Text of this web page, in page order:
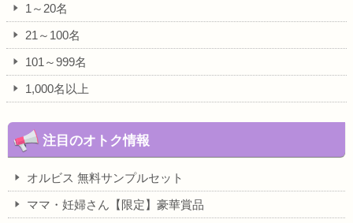
1～20名
21～100名
101～999名
1,000名以上
注目のオトク情報
オルビス 無料サンプルセット
ママ・妊婦さん【限定】豪華賞品